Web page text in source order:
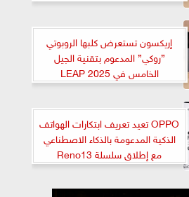
إريكسون تستعرض كلبها الروبوتي
”روكي” المدعوم بتقنية الجيل
الخامس في LEAP 2025
OPPO تعيد تعريف ابتكارات الهواتف
الذكية المدعومة بالذكاء الاصطناعي
مع إطلاق سلسلة Reno13